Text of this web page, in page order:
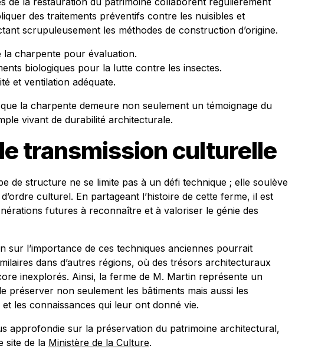
des traitements préventifs contre les nuisibles et
scrupuleusement les méthodes de construction d’origine.
la charpente pour évaluation.
biologiques pour la lutte contre les insectes.
et ventilation adéquate.
la charpente demeure non seulement un témoignage du
vivant de durabilité architecturale.
transmission culturelle
de structure ne se limite pas à un défi technique ; elle soulève
culturel. En partageant l’histoire de cette ferme, il est
futures à reconnaître et à valoriser le génie des
sur l’importance de ces techniques anciennes pourrait
dans d’autres régions, où des trésors architecturaux
inexplorés. Ainsi, la ferme de M. Martin représente un
préserver non seulement les bâtiments mais aussi les
les connaissances qui leur ont donné vie.
approfondie sur la préservation du patrimoine architectural,
site de la Ministère de la Culture.